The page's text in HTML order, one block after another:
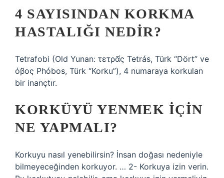
4 SAYISINDAN KORKMA
HASTALIĞI NEDIR?
Tetrafobi (Old Yunan: τετρᾰ́ς Tetrás, Türk “Dört” ve
όβος Phóbos, Türk “Korku”), 4 numaraya korkulan
bir inançtır.
KORKÜYÜ YENMEK IÇIN
NE YAPMALI?
Korkuyu nasıl yenebilirsin? İnsan doğası nedeniyle
bilmeyeceğinden korkuyor. … 2- Korkuya izin verin.